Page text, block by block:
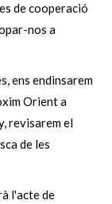
de cooperació
nos a
ens endinsarem
Orient a
revisarem el
de les
l'acte de